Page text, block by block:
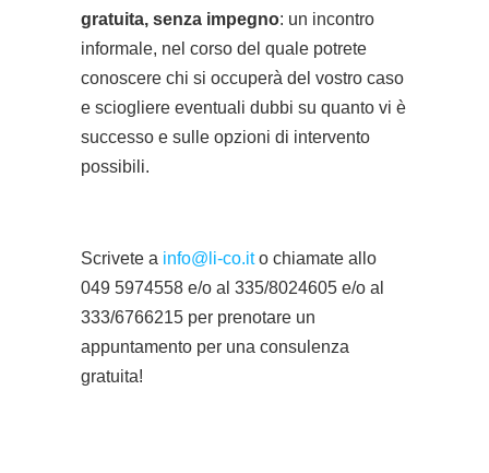
gratuita, senza impegno: un incontro
informale, nel corso del quale potrete
conoscere chi si occuperà del vostro caso
e sciogliere eventuali dubbi su quanto vi è
successo e sulle opzioni di intervento
possibili.
Scrivete a info@li-co.ito chiamate allo
049 5974558 e/o al 335/8024605 e/o al
333/6766215 per prenotare un
appuntamento per una consulenza
gratuita!